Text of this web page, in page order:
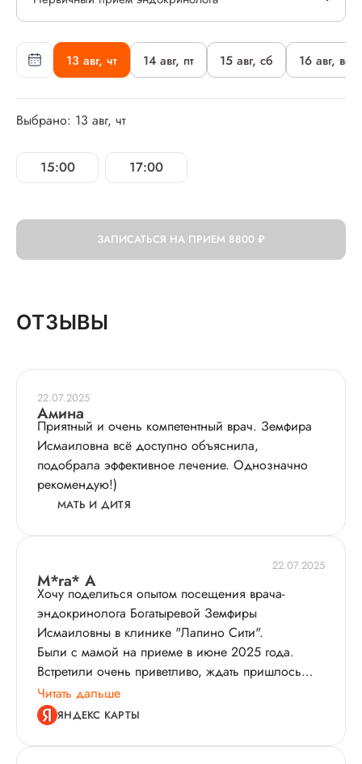
13 авг, чт 14 авг, пт 15 авг, сб 16 авг, вс
Выбрано: 13 авг, чт
15:00 17:00
ЗАПИСАТЬСЯ НА ПРИЕМ 8800 ₽
ОТЗЫВЫ
22.07.2025
Амина
Приятный и очень компетентный врач. Земфира
Исмаиловна всё доступно объяснила,
подобрала эффективное лечение. Однозначно
рекомендую!)
МАТЬ И ДИТЯ
22.07.2025
M*ra* A
Хочу поделиться опытом посещения врача-
эндокринолога Богатыревой Земфиры
Исмаиловны в клинике "Лапино Сити".
Были с мамой на приеме в июне 2025 года.
Встретили очень приветливо, ждать пришлось
недолго. Врач внимательно выслушала жалобы,
подробно расспросила о симптомах и провела
осмотр. Понравилось, что доктор все объяснила
простым языком, ответила на все вопросы и
Читать дальше
ЯНДЕКС КАРТЫ